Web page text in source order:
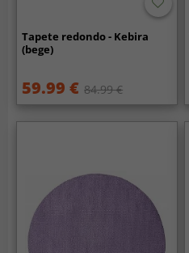
Tapete redondo - Kebira
(bege)
59.99 € 84.99 €